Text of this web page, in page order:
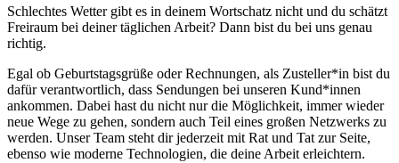
Schlechtes Wetter gibt es in deinem Wortschatz nicht und du schätzt
Freiraum bei deiner täglichen Arbeit? Dann bist du bei uns genau
richtig.
Egal ob Geburtstagsgrüße oder Rechnungen, als Zusteller*in bist du
dafür verantwortlich, dass Sendungen bei unseren Kund*innen
ankommen. Dabei hast du nicht nur die Möglichkeit, immer wieder
neue Wege zu gehen, sondern auch Teil eines großen Netzwerks zu
werden. Unser Team steht dir jederzeit mit Rat und Tat zur Seite,
ebenso wie moderne Technologien, die deine Arbeit erleichtern.